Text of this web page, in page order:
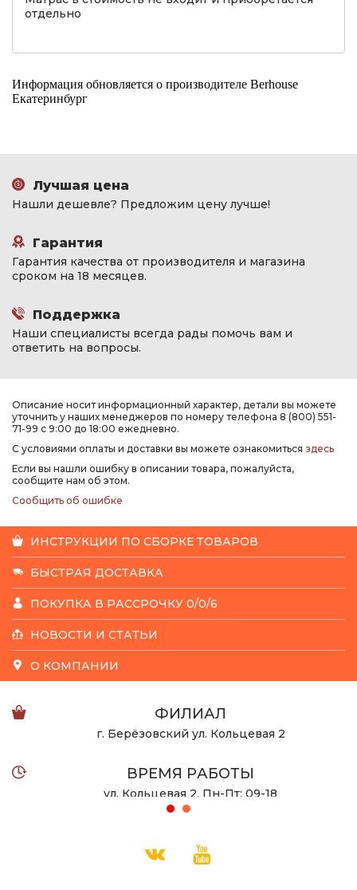
отдельно
Информация обновляется о производителе Berhouse
Екатеринбург
Лучшая цена
Нашли дешевле? Предложим цену лучше!
Гарантия
Гарантия качества от производителя и магазина
сроком на 18 месяцев.
Поддержка
Наши специалисты всегда рады помочь вам и
ответить на вопросы.
Описание носит информационный характер, детали вы можете
уточнить у наших менеджеров по номеру телефона 8 (800) 551-
71-99 с 9:00 до 18:00 ежедневно.
С условиями оплаты и доставки вы можете ознакомиться здесь
Если вы нашли ошибку в описании товара, пожалуйста,
сообщите нам об этом.
Сообщить об ошибке
ИНСТРУКЦИИ ПО СБОРКЕ ТОВАРОВ
БЫСТРАЯ ДОСТАВКА
ПОКУПКА В РАССРОЧКУ 0/0/6
НОВОСТИ И СТАТЬИ
О КОМПАНИИ
ФИЛИАЛ
г. Берёзовский ул. Кольцевая 2
ВРЕМЯ РАБОТЫ
ул. Кольцевая 2, Пн-Пт: 09-18
ул. Халтурина 53 Пн-Вс: 10-22
ТЕЛЕФОН
8 932 123-08-55